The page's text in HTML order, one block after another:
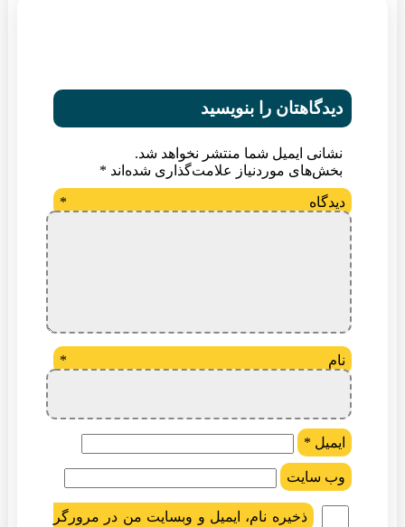
دیدگاهتان را بنویسید
نشانی ایمیل شما منتشر نخواهد شد.
بخش‌های موردنیاز علامت‌گذاری شده‌اند *
دیدگاه *
نام *
ایمیل *
وب‌ سایت
ذخیره نام، ایمیل و وبسایت من در مرورگر